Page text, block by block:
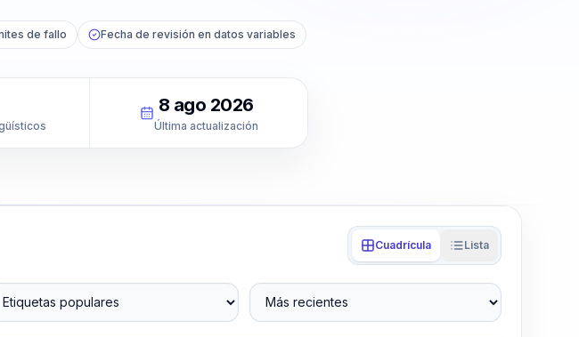
de fallo Fecha de revisión en datos variables
8 ago 2026
Última actualización
Cuadrícula Lista
populares Más recientes